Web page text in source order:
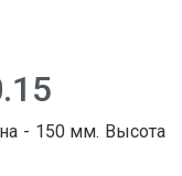
- 150 мм. Высота